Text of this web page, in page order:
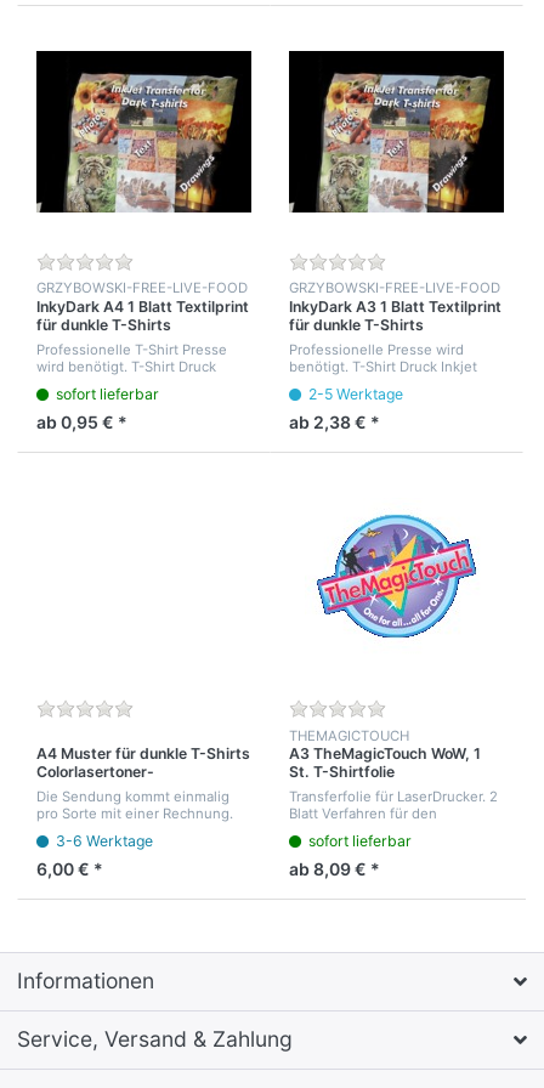
GRZYBOWSKI-FREE-LIVE-FOOD
InkyDark A4 1 Blatt Textilprint
für dunkle T-Shirts
Tintenstrahl / Inkjetdrucker
Professionelle T-Shirt Presse
wird benötigt. T-Shirt Druck
Tintenstrahl Textildruck für
dunkle T-Shirts
sofort lieferbar
ab 0,95 € *
GRZYBOWSKI-FREE-LIVE-FOOD
InkyDark A3 1 Blatt Textilprint
für dunkle T-Shirts
Tintenstrahl / Inkjetdrucker
Professionelle Presse wird
benötigt. T-Shirt Druck Inkjet
Tintenstrahl Textildruck für
dunkle T-Shirts
2-5 Werktage
ab 2,38 € *
A4 Muster für dunkle T-Shirts
Colorlasertoner-
Transferfolien, 3 Blatt,
vollflächiger Weissdruck
Die Sendung kommt einmalig
pro Sorte mit einer Rechnung.
Post ohne Zustellnachweis an.
Die Rechnung Zahlen Sie bitte
sofort nac...
3-6 Werktage
6,00 € *
THEMAGICTOUCH
A3 TheMagicTouch WoW, 1
St. T-Shirtfolie
selbstentgitternd für dunkle
T-Shirts. Ideal für Logos und
Transferfolie für LaserDrucker. 2
Blatt Verfahren für den
Motiven auf dunkle T-Shirts.
sofort lieferbar
ab 8,09 € *
Informationen
Service, Versand & Zahlung